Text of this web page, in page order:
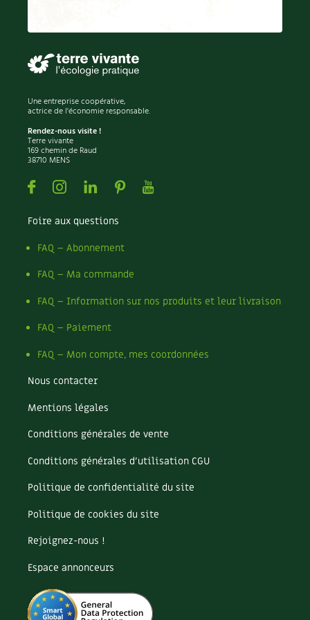
Habitat écologique
Matériaux écologiques
Énergie
Gestion de l’eau
Entretien de la maison
Décoration et petit bricolage
Santé et bien-être
Société et alternatives
Vivre l’écologie
Protéger la nature
Enfants
Actions pour la planète
Les 4 saisons
Archives
Expés
Bonnes adresses
Liste des pépiniéristes
Mieux consommer
Une entreprise coopérative,
actrice de l'économie responsable.
Rendez-nous visite !
Terre vivante
169 chemin de Raud
38710 MENS
FacebookInstagramLinkedin
PinterestYoutube
Foire aux questions
FAQ – Abonnement
FAQ – Ma commande
FAQ – Information sur nos produits et leur livraison
FAQ – Paiement
FAQ – Mon compte, mes coordonnées
Nous contacter
Mentions légales
Conditions générales de vente
Conditions générales d’utilisation CGU
Politique de confidentialité du site
Politique de cookies du site
Rejoignez-nous !
Espace annonceurs